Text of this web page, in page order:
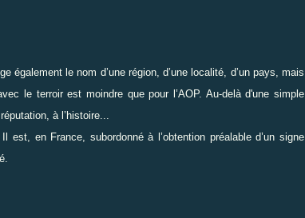
également le nom d’une région, d’une localité, d’un pays, mais
le terroir est moindre que pour l’AOP. Au-delà d'une simple
à l’histoire...
est, en France, subordonné à l’obtention préalable d’un signe